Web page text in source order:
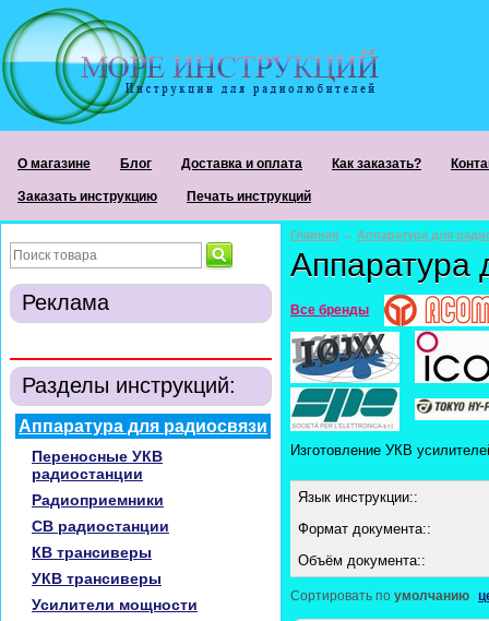
О магазине Блог Доставка и оплата Как заказать?
Заказать инструкцию Печать инструкций
Реклама
Разделы инструкций:
Аппаратура для радиосвязи
Переносные УКВ
радиостанции
Радиоприемники
CB радиостанции
КВ трансиверы
УКВ трансиверы
Усилители мощности
Главная → Аппаратура для
Аппаратура
Все бренды
Изготовление УКВ
Язык инструкции::
Формат документа::
Объём документа::
Сортировать по умолчанию